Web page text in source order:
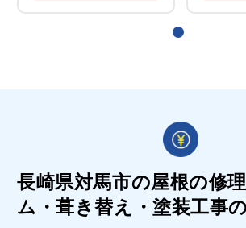
長崎県対馬市の屋根の修
ム・葺き替え・塗装工事